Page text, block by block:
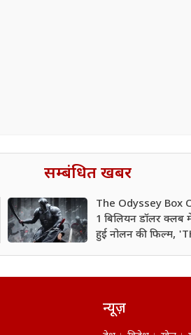
सम्बंधित खबर
The Odyssey Box
1 बिलियन डॉलर क्लब
हुई नोलन की फिल्म,
न्यूज़